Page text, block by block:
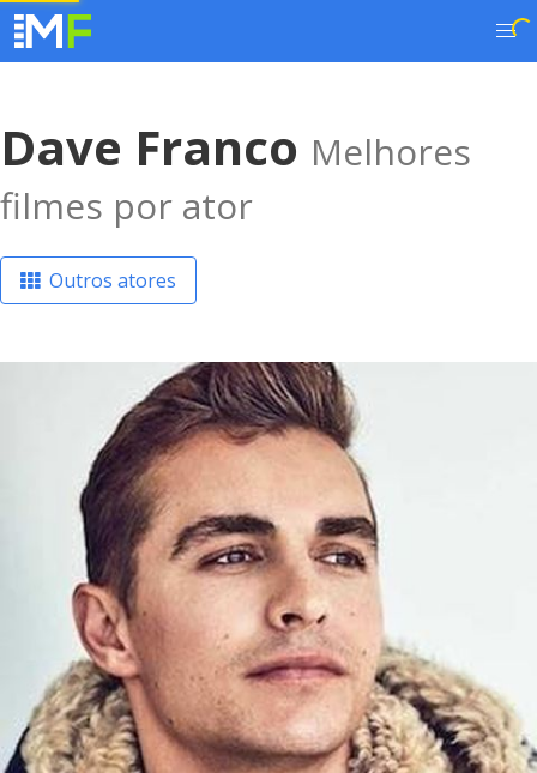
Dave Franco Melhores
filmes por ator
Outros atores